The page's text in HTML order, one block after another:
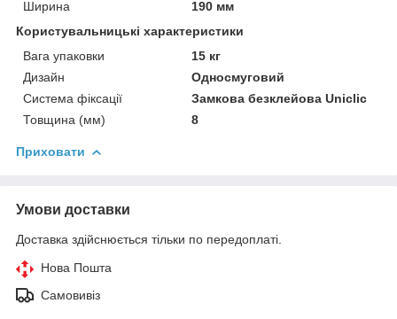
Ширина
190 мм
Користувальницькі характеристики
Вага упаковки
15 кг
Дизайн
Односмуговий
Система фіксації
Замкова безклейова Uniclic
Товщина (мм)
8
Приховати
Умови доставки
Доставка здійснюється тільки по передоплаті.
Нова Пошта
Самовивіз